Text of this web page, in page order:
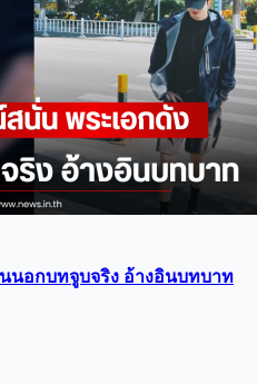
นอกบทจูบจริง อ้างอินบทบาท